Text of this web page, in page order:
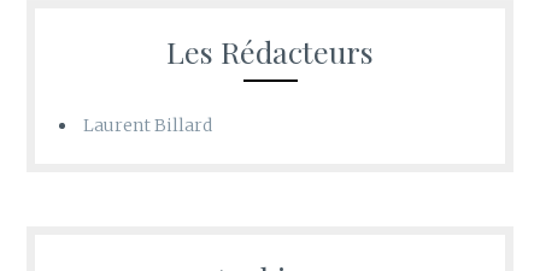
Les Rédacteurs
Laurent Billard